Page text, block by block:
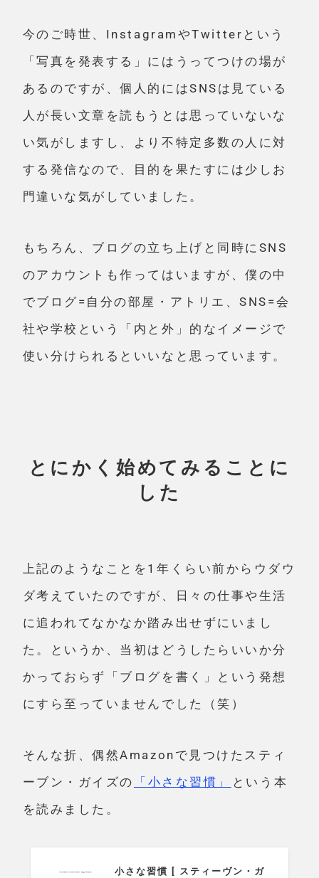
今のご時世、InstagramやTwitterという
「写真を発表する」にはうってつけの場が
あるのですが、個人的にはSNSは見ている
人が長い文章を読もうとは思っていないな
い気がしますし、より不特定多数の人に対
する発信なので、目的を果たすには少しお
門違いな気がしていました。
もちろん、ブログの立ち上げと同時にSNS
のアカウントも作ってはいますが、僕の中
でブログ=自分の部屋・アトリエ、SNS=会
社や学校という「内と外」的なイメージで
使い分けられるといいなと思っています。
とにかく始めてみることに
した
上記のようなことを1年くらい前からウダウ
ダ考えていたのですが、日々の仕事や生活
に追われてなかなか踏み出せずにいまし
た。というか、当初はどうしたらいいか分
かっておらず「ブログを書く」という発想
にすら至っていませんでした（笑）
そんな折、偶然Amazonで見つけたスティ
ーブン・ガイズの
「小さな習慣」
という本
を読みました。
小さな習慣 [ スティーヴン・ガ